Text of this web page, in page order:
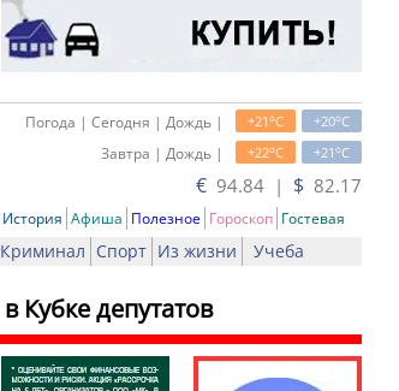
+20oC
+21oC
Погода | Сегодня | Дождь |
+21oC
+22oC
Завтра | Дождь |
€ 94.84 | $ 82.17
История Афиша Полезное Гороскоп Гостевая
Криминал Спорт Из жизни Учеба
Кубке депутатов